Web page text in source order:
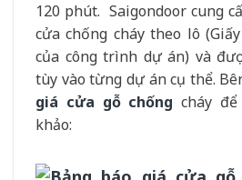
120 phút. Saigondoor cung
cửa chống cháy theo lô
của công trình dự án) và
tùy vào từng dự án cụ thể.
giá cửa gỗ chống cháy
khảo: